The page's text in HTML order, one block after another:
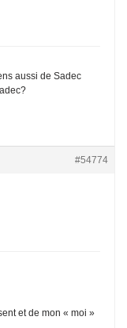
aussi de Sadec
#54774
et de mon « moi »